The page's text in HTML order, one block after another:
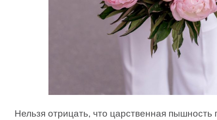
Нельзя отрицать, что царственная пышность